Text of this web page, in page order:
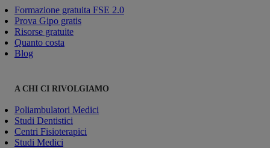
Formazione gratuita FSE 2.0
Prova Gipo gratis
Risorse gratuite
Quanto costa
Blog
A CHI CI RIVOLGIAMO
Poliambulatori Medici
Studi Dentistici
Centri Fisioterapici
Studi Medici